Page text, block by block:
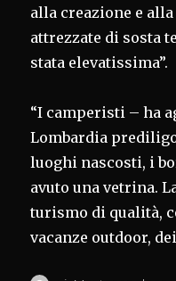
alla creazione e
attrezzate di sosta
stata elevatissima”.
“I camperisti – ha
Lombardia
luoghi nascosti, i
avuto una vetrina.
turismo di qualità,
vacanze outdoor,